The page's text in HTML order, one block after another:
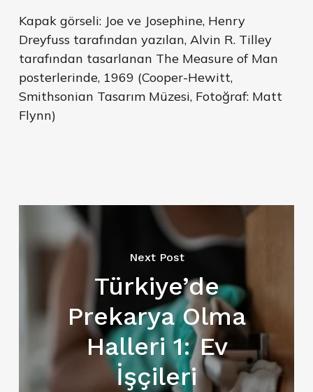
Kapak görseli: Joe ve Josephine, Henry
Dreyfuss tarafından yazılan, Alvin R. Tilley
tarafından tasarlanan The Measure of Man
posterlerinde, 1969 (Cooper-Hewitt,
Smithsonian Tasarım Müzesi, Fotoğraf: Matt
Flynn)
Next Post
Türkiye’de
Prekarya Olma
Halleri 1: Ev
İşçileri